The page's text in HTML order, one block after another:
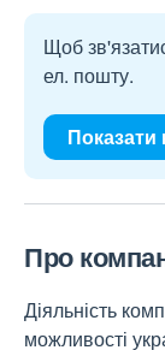
Щоб
ел. пошту.
Показати
Про
Діяльність
можливості